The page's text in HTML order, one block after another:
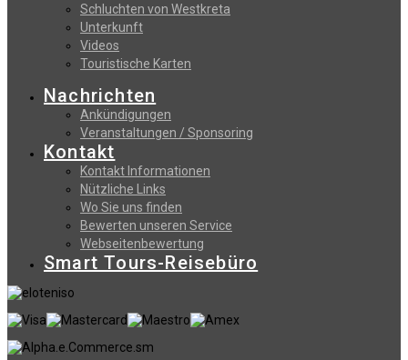
Schluchten von Westkreta
Unterkunft
Videos
Touristische Karten
Nachrichten
Ankündigungen
Veranstaltungen / Sponsoring
Kontakt
Kontakt Informationen
Nützliche Links
Wo Sie uns finden
Bewerten unseren Service
Webseitenbewertung
Smart Tours-Reisebüro